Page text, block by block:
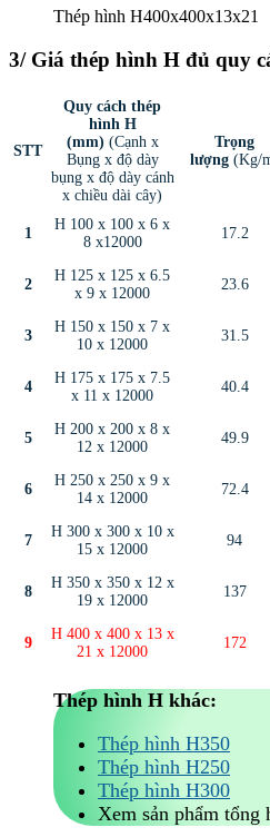
Thép hình H400x400x13x21
3/ Giá thép hình H đủ quy
STT
Quy cách thép
hình H
(mm) (Cạnh x
Bụng x độ dày
bụng x độ dày cánh
x chiều dài cây)
Trọng
lượng (Kg/
1
H 100 x 100 x 6 x
8 x12000
17.2
2
H 125 x 125 x 6.5
x 9 x 12000
23.6
3
H 150 x 150 x 7 x
10 x 12000
31.5
4
H 175 x 175 x 7.5
x 11 x 12000
40.4
5
H 200 x 200 x 8 x
12 x 12000
49.9
6
H 250 x 250 x 9 x
14 x 12000
72.4
7
H 300 x 300 x 10 x
15 x 12000
94
8
H 350 x 350 x 12 x
19 x 12000
137
9
H 400 x 400 x 13 x
21 x 12000
172
Thép hình H khác:
Thép hình H350
Thép hình H250
Thép hình H300
Xem sản phẩm tổng